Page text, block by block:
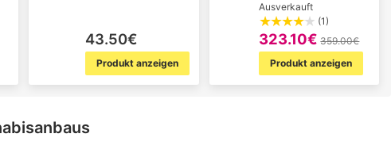
43.50€
Produkt anzeigen
Ausverkauft
(1)
323.10€ 359.00€
Produkt anzeigen